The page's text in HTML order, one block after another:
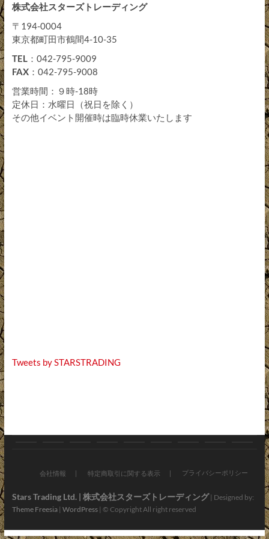
株式会社スターズトレーディング
〒194-0004
東京都町田市鶴間4-10-35
TEL：042-795-9009
FAX：042-795-9008
営業時間：９時-18時
定休日：水曜日（祝日を除く）
その他イベント開催時は臨時休業いたします
Tweets by STARSTRADING
ら
せ
ロ
グ
イ
ク
パ
ー
ン
ラ
イ
ン
車・
中
古
車
す
す
め
車
社
情
報
プ
リ・
問
い
わ
会社情報 特定商取引に関する表示 プライバシーポリシー
Stars Trading Ltd. | 株式会社スターズトレーディング| Designed by:
Theme Freesia| WordPress| © Copyright All right reserved